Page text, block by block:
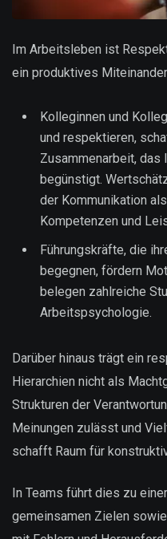
Im Arbeitsleben ist
ein produktives
Kolleginnen und
und respektieren,
Zusammenarbeit, das
begünstigt.
der Kommunikation
Kompetenzen und
Führungskräfte, die
begegnen, fördern
belegen zahlreiche
Arbeitspsychologie.
Darüber hinaus trägt ein
Hierarchien nicht als
Strukturen der
Meinungen zulässt und
schafft Raum für
In Teams führt dies zu
gemeinsamen Zielen